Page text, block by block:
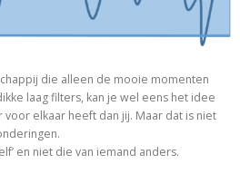
die alleen de mooie momenten
laag filters, kan je wel eens het idee
elkaar heeft dan jij. Maar dat is niet
en niet die van iemand anders.